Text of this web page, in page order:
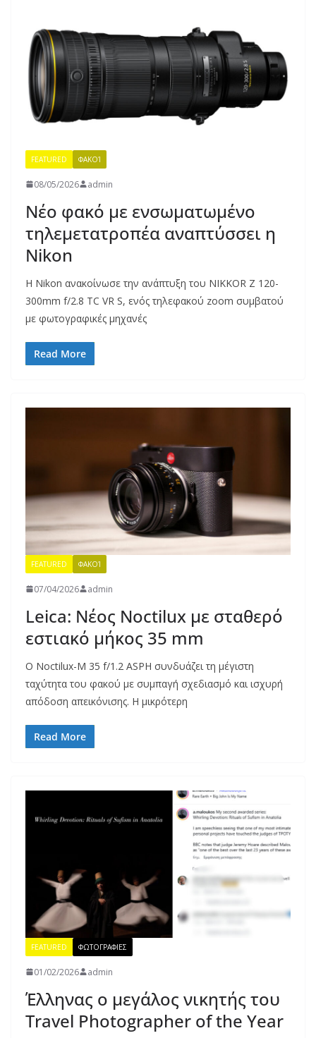
FEATURED ΦΑΚΟΊ
08/05/2026 admin
Νέο φακό με ενσωματωμένο
τηλεμετατροπέα αναπτύσσει η
Nikon
Η Nikon ανακοίνωσε την ανάπτυξη του NIKKOR Z 120-
300mm f/2.8 TC VR S, ενός τηλεφακού zoom συμβατού
με φωτογραφικές μηχανές
Read More
FEATURED ΦΑΚΟΊ
07/04/2026 admin
Leica: Νέος Noctilux με σταθερό
εστιακό μήκος 35 mm
Ο Noctilux-M 35 f/1.2 ASPH συνδυάζει τη μέγιστη
ταχύτητα του φακού με συμπαγή σχεδιασμό και ισχυρή
απόδοση απεικόνισης. Η μικρότερη
Read More
FEATURED ΦΩΤΟΓΡΑΦΙΕΣ
01/02/2026 admin
Έλληνας ο μεγάλος νικητής του
Travel Photographer of the Year